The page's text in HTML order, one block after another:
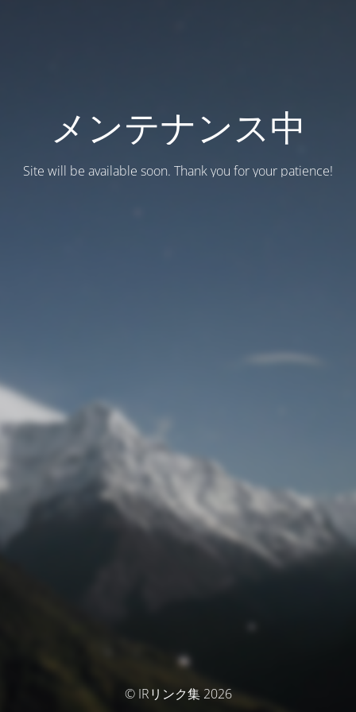
メンテナンス中
Site will be available soon. Thank you for your patience!
© IRリンク集 2026